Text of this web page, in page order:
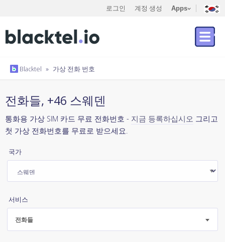
로그인 계정 생성 Apps
Blacktel » 가상 전화 번호
전화들, +46 스웨덴
통화용 가상 SIM 카드 무료 전화번호 - 지금 등록하십시오 그리고
첫 가상 전화번호를 무료로 받으세요.
국가
서비스
전화들